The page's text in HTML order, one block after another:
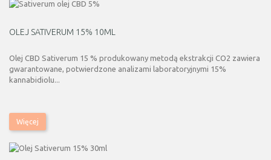
OLEJ SATIVERUM 15% 10ML
Olej CBD Sativerum 15 % produkowany metodą ekstrakcji CO2 zawiera
gwarantowane, potwierdzone analizami laboratoryjnymi 15%
kannabidiolu...
Więcej